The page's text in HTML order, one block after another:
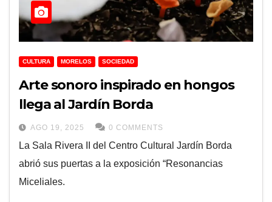
CULTURA MORELOS SOCIEDAD
Arte sonoro inspirado en hongos
llega al Jardín Borda
AGO 19, 2025 0 COMMENTS
La Sala Rivera II del Centro Cultural Jardín Borda
abrió sus puertas a la exposición “Resonancias
Miceliales.